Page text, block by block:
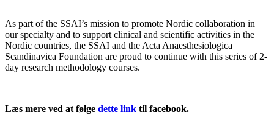
As part of the SSAI’s mission to promote Nordic collaboration in
our specialty and to support clinical and scientific activities in the
Nordic countries, the SSAI and the Acta Anaesthesiologica
Scandinavica Foundation are proud to continue with this series of 2-
day research methodology courses.
Læs mere ved at følge dette link til facebook.